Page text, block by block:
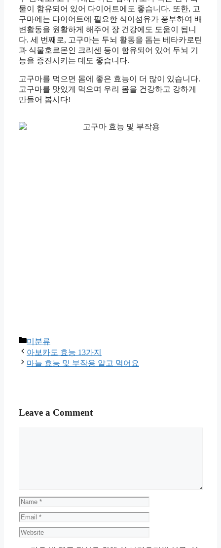
물이 함유되어 있어 다이어트에도 좋습니다. 또한, 고
구마에는 다이어트에 필요한 식이섬유가 풍부하여 배
변활동을 원활하게 해주어 장 건강에도 도움이 됩니
다. 세 번째로, 고구마는 두뇌 활동을 돕는 베타카로틴
과 식물호르몬인 크리센 등이 함유되어 있어 두뇌 기
능을 증진시키는 데도 좋습니다.
고구마를 먹으면 몸에 좋은 효능이 더 많이 있습니다.
고구마를 맛있게 먹으며 우리 몸을 건강하고 강하게
만들어 봅시다!
Categories
미분류
아보카도 효능 13가지
마늘 효능 및 부작용 알고 먹어요
Leave a Comment
Name
Email
Website